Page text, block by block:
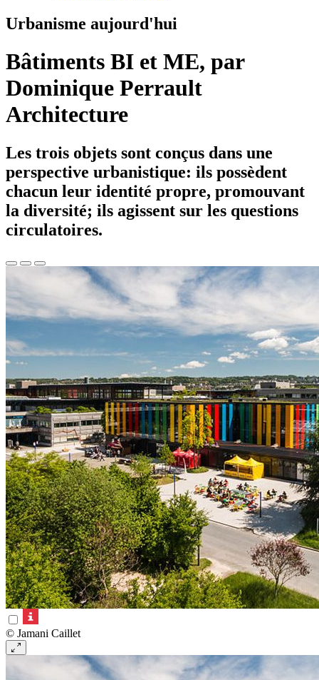
Urbanisme aujourd'hui
Bâtiments BI et ME, par
Dominique Perrault
Architecture
Les trois objets sont conçus dans une
perspective urbanistique: ils possèdent
chacun leur identité propre, promouvant
la diversité; ils agissent sur les questions
circulatoires.
© Jamani Caillet